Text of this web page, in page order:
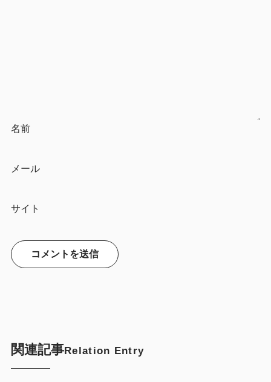
名前
メール
サイト
関連記事Relation Entry